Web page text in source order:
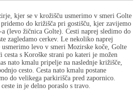
kjer se v krožišču usmerimo v smeri Golte
do križišča pri gostišču, kjer zavijemo
(levo žičnica Golte). Cesti naprej sledimo do
zagledamo cerkev. Le nekoliko naprej
levo v smeri Mozirske koče, Golte
cesta s Koroške strani po kateri je možen
nato kmalu pripelje na naslednje križišče,
cesto. Cesta nato kmalu postane
do velikega parkirišča pred zapornico.
in je delno poraslo s travo.